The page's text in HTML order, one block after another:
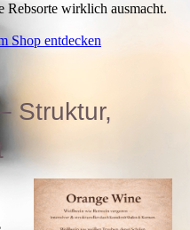
Rebsorte wirklich ausmacht.
Shop entdecken
Struktur,